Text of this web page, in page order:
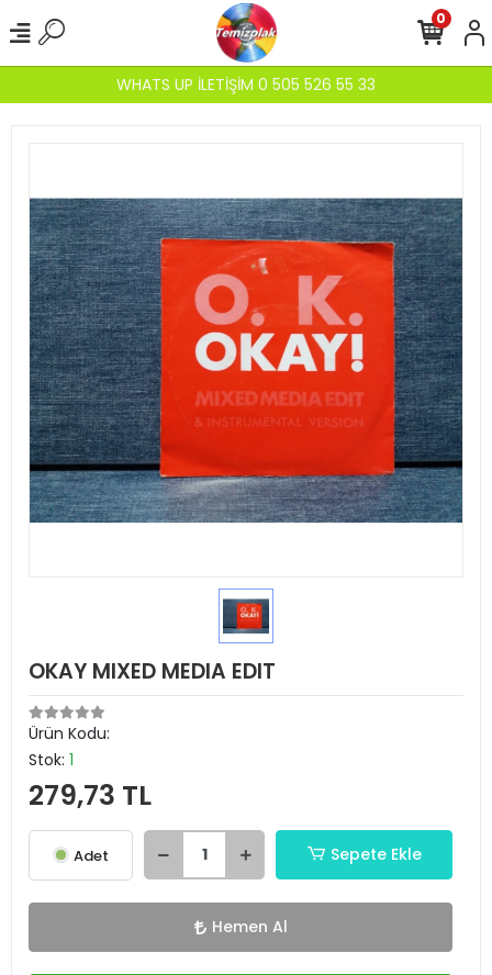
WHATS UP İLETİŞİM 0 505 526 55 33
0
OKAY MIXED MEDIA EDIT
Ürün Kodu:
Stok: 1
279,73 TL
Adet Sepete Ekle
Hemen Al